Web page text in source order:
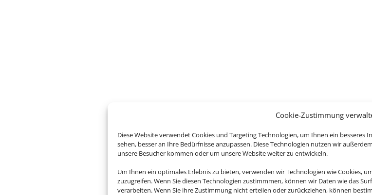
Cookie-Zustimmung
Diese Website verwendet Cookies und Targeting Technologien, um Ihnen ein besseres
sehen, besser an Ihre Bedürfnisse anzupassen. Diese Technologien nutzen wir
unsere Besucher kommen oder um unsere Website weiter zu entwickeln.
Um Ihnen ein optimales Erlebnis zu bieten, verwenden wir Technologien wie Cookies,
zuzugreifen. Wenn Sie diesen Technologien zustimmmen, können wir Daten wie das
verarbeiten. Wenn Sie ihre Zustimmung nicht erteilen oder zurückziehen, können